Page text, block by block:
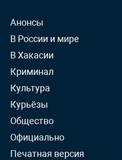
Анонсы
В России и мире
В Хакасии
Криминал
Культура
Курьёзы
Общество
Официально
Печатная версия